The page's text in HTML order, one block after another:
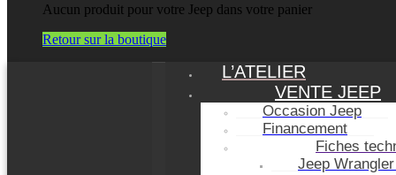
Aucun produit pour votre Jeep dans votre panier
Retour sur la boutique
L’ATELIER
VENTE JEEP
Occasion Jeep
Financement
Fiches
Jeep